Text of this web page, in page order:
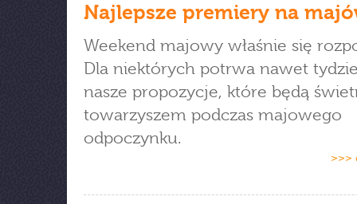
Najlepsze premiery na
Weekend majowy właśnie się
Dla niektórych potrwa nawet
nasze propozycje, które będą
towarzyszem podczas majowego
odpoczynku.
>>>